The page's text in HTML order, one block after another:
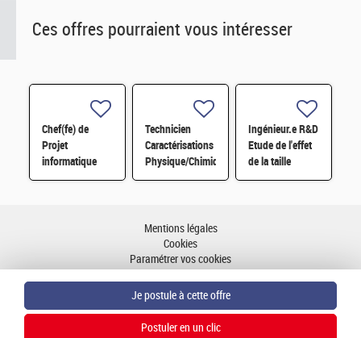
Ces offres pourraient vous intéresser
Chef(fe) de
Projet
informatique
technique et
Technicien
Caractérisations
Physique/Chimique
des matériaux
Ingénieur.e R&D
Etude de l'effet
de la taille
d'éprouvette sur
Mentions légales
Cookies
Paramétrer vos cookies
Plan du site
Aller en haut